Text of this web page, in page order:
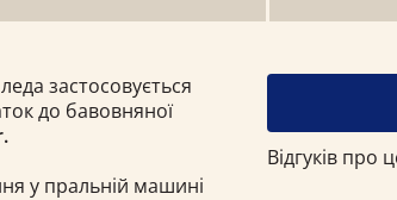
застосовується
до бавовняної
у пральній машині
Відгуків про